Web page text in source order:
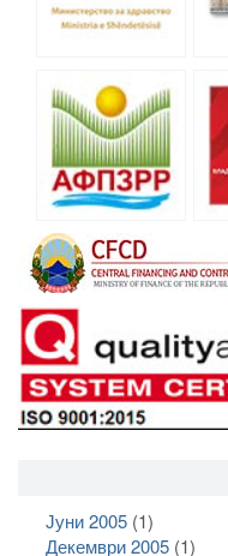
Јуни 2005(1)
Декември 2005(1)